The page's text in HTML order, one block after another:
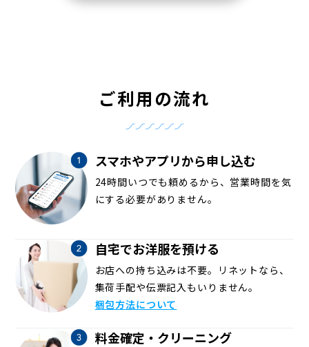
ご利用の流れ
スマホやアプリから申し込む
24時間いつでも頼めるから、営業時間を気
にする必要がありません。
自宅でお洋服を預ける
お店への持ち込みは不要。リネットなら、
集荷手配や伝票記入もいりません。
梱包方法について
料金確定・クリーニング